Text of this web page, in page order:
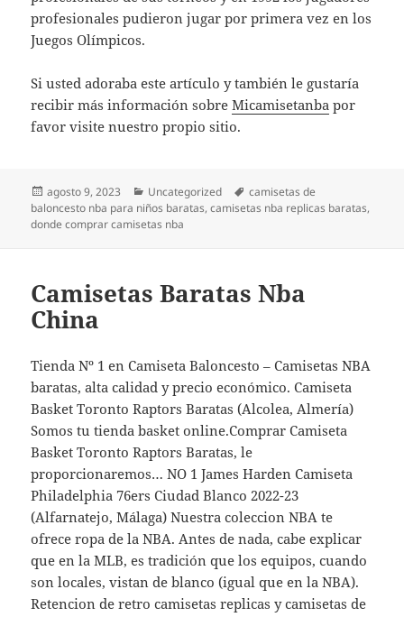
profesionales pudieron jugar por primera vez en los
Juegos Olímpicos.
Si usted adoraba este artículo y también le gustaría
recibir más información sobreMicamisetanba por
favor visite nuestro propio sitio.
Publicado
el
agosto 9, 2023 Categorías
Uncategorized Etiquetas
camisetas de
baloncesto nba para niños baratas,camisetas nba replicas baratas,
donde comprar camisetas nba
Camisetas Baratas Nba
China
Tienda Nº 1 en Camiseta Baloncesto – Camisetas NBA
baratas, alta calidad y precio económico. Camiseta
Basket Toronto Raptors Baratas (Alcolea, Almería)
Somos tu tienda basket online.Comprar Camiseta
Basket Toronto Raptors Baratas, le
proporcionaremos… NO 1 James Harden Camiseta
Philadelphia 76ers Ciudad Blanco 2022-23
(Alfarnatejo, Málaga) Nuestra coleccion NBA te
ofrece ropa de la NBA. Antes de nada, cabe explicar
que en la MLB, es tradición que los equipos, cuando
son locales, vistan de blanco (igual que en la NBA).
Retencion de retro camisetas replicas y camisetas de